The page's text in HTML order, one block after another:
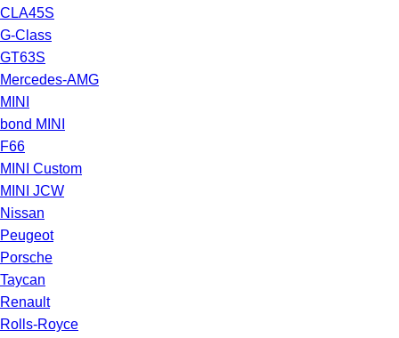
CLA45S
G-Class
GT63S
Mercedes-AMG
MINI
bond MINI
F66
MINI Custom
MINI JCW
Nissan
Peugeot
Porsche
Taycan
Renault
Rolls-Royce